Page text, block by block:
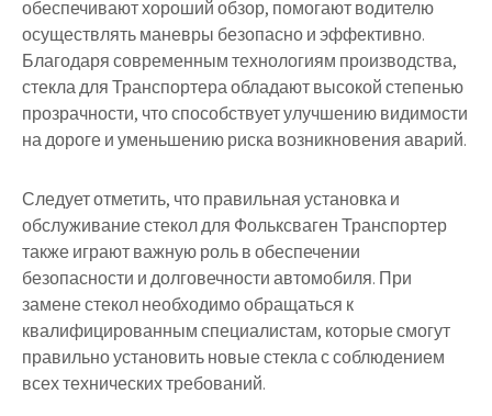
обеспечивают хороший обзор, помогают водителю
осуществлять маневры безопасно и эффективно.
Благодаря современным технологиям производства,
стекла для Транспортера обладают высокой степенью
прозрачности, что способствует улучшению видимости
на дороге и уменьшению риска возникновения аварий.
Следует отметить, что правильная установка и
обслуживание стекол для Фольксваген Транспортер
также играют важную роль в обеспечении
безопасности и долговечности автомобиля. При
замене стекол необходимо обращаться к
квалифицированным специалистам, которые смогут
правильно установить новые стекла с соблюдением
всех технических требований.